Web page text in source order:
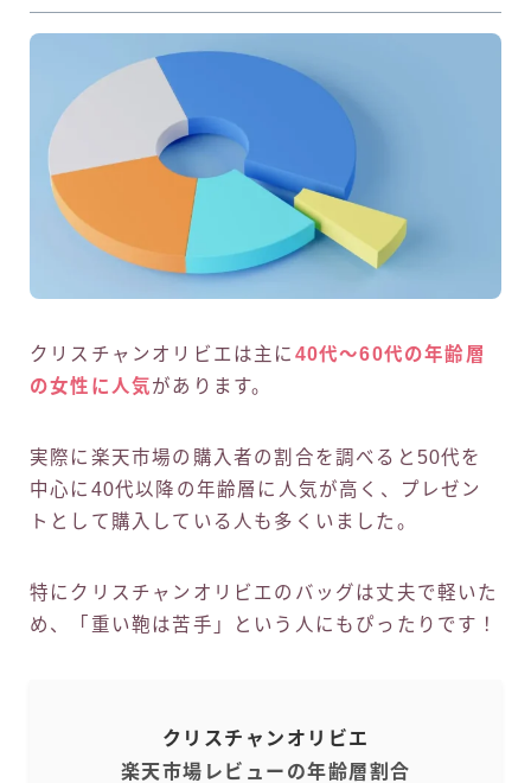
クリスチャンオリビエは主に 40代〜60代の年齢層
の女性に人気があります。
実際に楽天市場の購入者の割合を調べると50代を
中心に40代以降の年齢層に人気が高く、プレゼン
トとして購入している人も多くいました。
特にクリスチャンオリビエのバッグは丈夫で軽いた
め、「重い鞄は苦手」という人にもぴったりです！
クリスチャンオリビエ
楽天市場レビューの年齢層割合